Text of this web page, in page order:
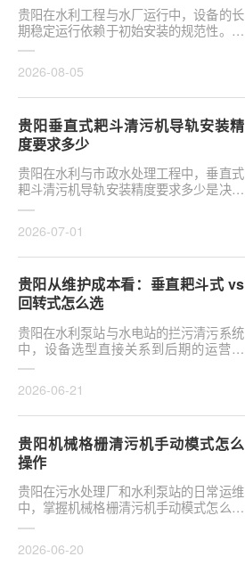
贵阳在水利工程与水厂运行中，设备的长
期稳定运行依赖于初始安装的规范性。对
于泵站核心拦污设备而言，其倾斜度直接
2026-08-05
贵阳垂直式耙斗清污机导轨安装精
度要求多少
贵阳在水利与市政水处理工程中，垂直式
耙斗清污机导轨安装精度要求多少是决定
设备运行平稳性的核心**。导轨作为耙斗
2026-07-01
贵阳从维护成本看：垂直耙斗式 vs
回转式怎么选
贵阳在水利泵站与水电站的拦污清污系统
中，设备选型直接关系到后期的运营开
支。探讨从维护成本看：垂直耙斗式 vs
2026-06-21
贵阳机械格栅清污机手动模式怎么
操作
贵阳在污水处理厂和水利泵站的日常运维
中，掌握机械格栅清污机手动模式怎么操
作是保障设备稳定运行的基础环节。以某
2026-06-20